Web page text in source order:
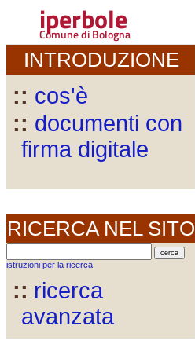
iperbole
Comune di Bologna
INTRODUZIONE
:: cos'è
:: documenti con
firma digitale
RICERCA NEL SITO
istruzioni per la ricerca
:: ricerca
avanzata